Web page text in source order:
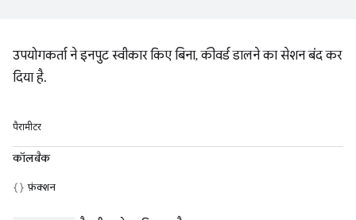
उपयोगकर्ता ने इनपुट स्वीकार किए बिना, कीवर्ड डालने का सेशन बंद कर
दिया है.
पैरामीटर
कॉलबैक
फ़ंक्शन